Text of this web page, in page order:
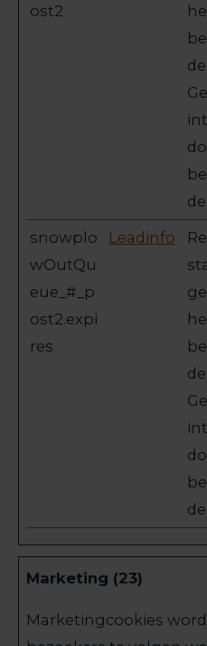
ost2
snowplo
wOutQu
eue_#_p
ost2.expi
res
Leadinfo
Marketing (23)
Marketingcookies